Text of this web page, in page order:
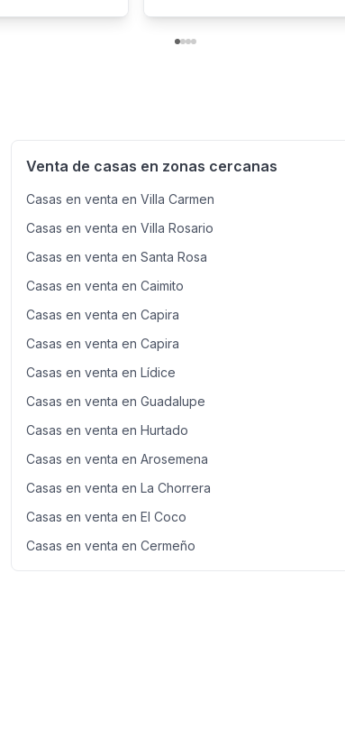
Venta de casas en zonas cercanas
Casas en venta en Villa Carmen
Casas en venta en Villa Rosario
Casas en venta en Santa Rosa
Casas en venta en Caimito
Casas en venta en Capira
Casas en venta en Capira
Casas en venta en Lídice
Casas en venta en Guadalupe
Casas en venta en Hurtado
Casas en venta en Arosemena
Casas en venta en La Chorrera
Casas en venta en El Coco
Casas en venta en Cermeño